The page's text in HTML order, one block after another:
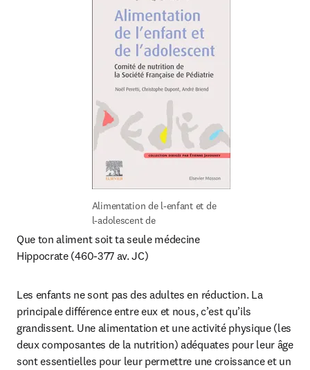
Alimentation de l-enfant et de
l-adolescent de
Que ton aliment soit ta seule médecine
Hippocrate (460-377 av. JC)
Les enfants ne sont pas des adultes en réduction. La
principale différence entre eux et nous, c’est qu’ils
grandissent. Une alimentation et une activité physique (les
deux composantes de la nutrition) adéquates pour leur âge
sont essentielles pour leur permettre une croissance et un